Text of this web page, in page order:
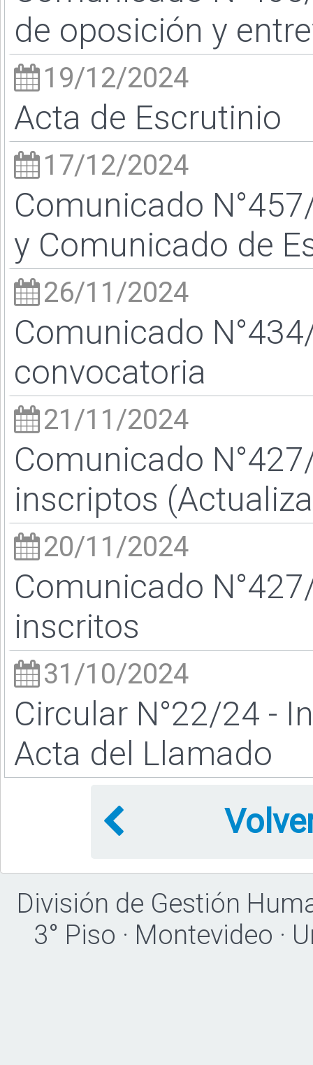
de oposición y
19/12/2024
Acta de Escrutinio
17/12/2024
Comunicado
y Comunicado de
26/11/2024
Comunicado
convocatoria
21/11/2024
Comunicado
inscriptos
20/11/2024
Comunicado
inscritos
31/10/2024
Circular N°22/24 -
Acta del Llamado
División de Gestión
3° Piso · Montevideo ·